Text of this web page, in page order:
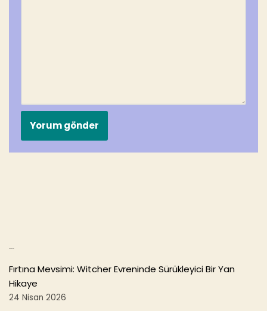
Fırtına Mevsimi: Witcher Evreninde Sürükleyici Bir Yan
Hikaye
24 Nisan 2026